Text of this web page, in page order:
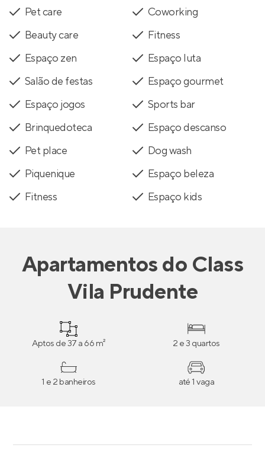
Pet care
Coworking
Beauty care
Fitness
Espaço zen
Espaço luta
Salão de festas
Espaço gourmet
Espaço jogos
Sports bar
Brinquedoteca
Espaço descanso
Pet place
Dog wash
Piquenique
Espaço beleza
Fitness
Espaço kids
Apartamentosdo Class
Vila Prudente
Aptos de 37 a 66 m² 2 e 3 quartos
1 e 2 banheiros até 1 vaga